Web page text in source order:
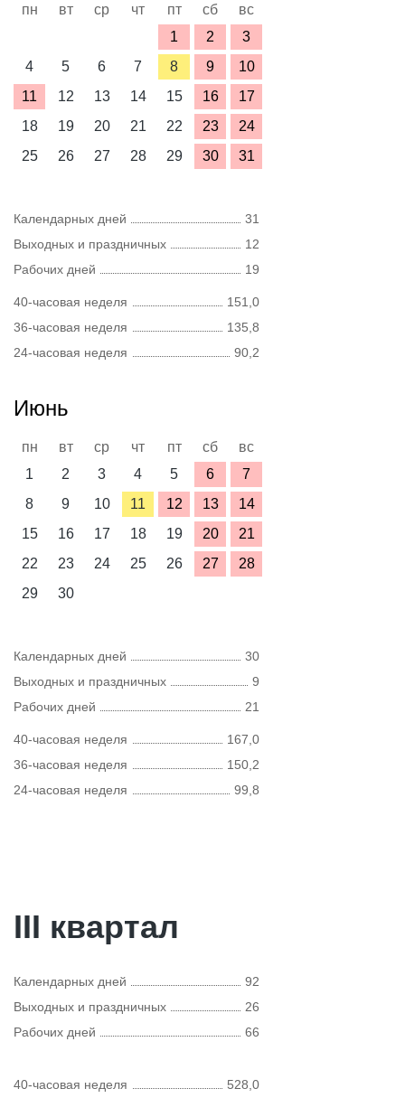
пн вт ср чт пт сб
вс
1
2
3
4
5 6 7 8 9
10
11
12 13 14 15 16
17
18
19 20 21 22 23
24
25
26 27 28 29 30 31
Календарных дней
31
Выходных и праздничных
12
Рабочих дней
19
40-часовая неделя
151,0
36-часовая неделя
135,8
24-часовая неделя
90,2
Июнь
пн вт ср чт пт сб
вс
1
2 3 4 5 6
7
8
9 10 11 12 13
14
15
16 17 18 19 20
21
22
23 24 25 26 27
28
29
30
Календарных дней
30
Выходных и праздничных
9
Рабочих дней
21
40-часовая неделя
167,0
36-часовая неделя
150,2
24-часовая неделя
99,8
III квартал
Календарных дней
92
Выходных и праздничных
26
Рабочих дней
66
40-часовая неделя 528,0